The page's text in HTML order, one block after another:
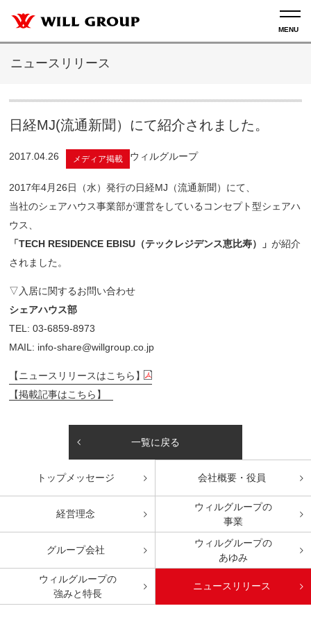
ニュースリリース
日経MJ(流通新聞）にて紹介されました。
2017.04.26 メディア掲載 ウィルグループ
2017年4月26日（水）発行の日経MJ（流通新聞）にて、
当社のシェアハウス事業部が運営をしているコンセプト型シェアハ
ウス、
「TECH RESIDENCE EBISU（テックレジデンス恵比寿）」が紹介
されました。
▽入居に関するお問い合わせ
シェアハウス部
TEL: 03-6859-8973
MAIL: info-share@willgroup.co.jp
【ニュースリリースはこちら】
【掲載記事はこちら】
一覧に戻る
トップメッセージ 会社概要・役員
経営理念
ウィルグループの
事業
グループ会社
ウィルグループの
あゆみ
ウィルグループの
強みと特長
ニュースリリース